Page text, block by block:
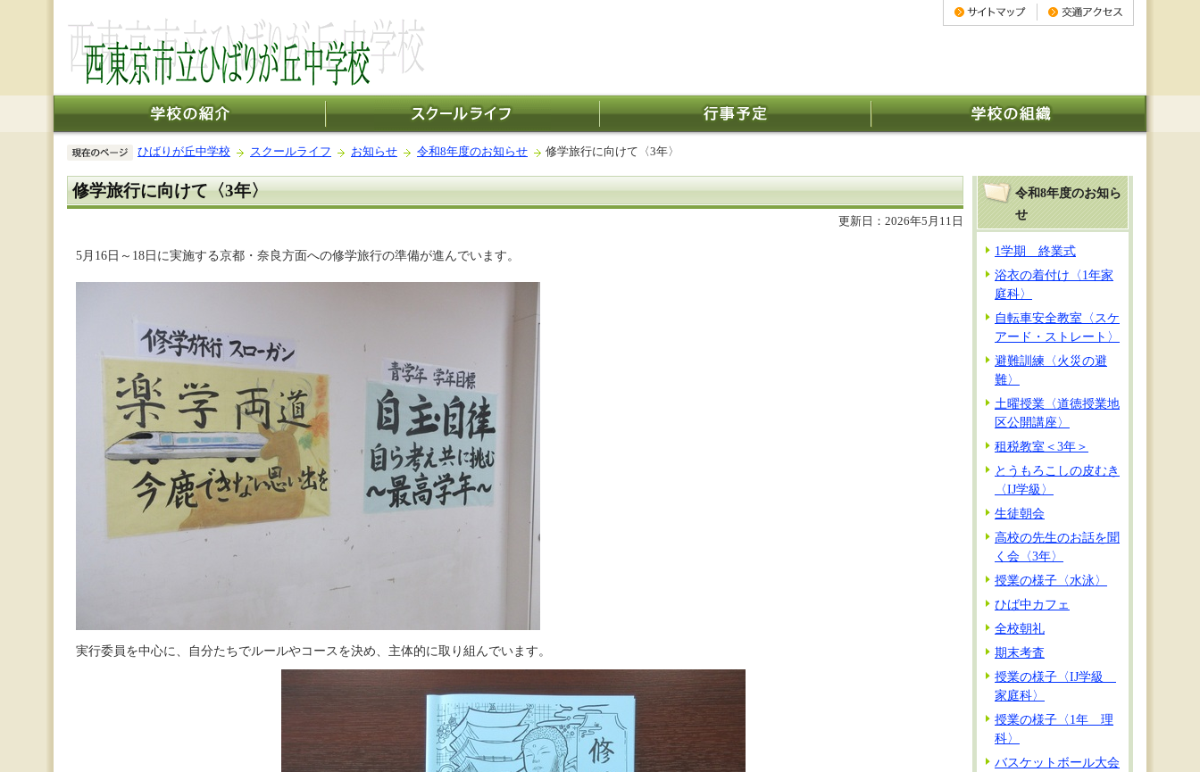
ひばりが丘中学校 スクールライフ お知らせ 令和8年度のお知らせ 修学旅行に向けて〈3年〉
修学旅行に向けて〈3年〉
更新日：2026年5月11日
5月16日～18日に実施する京都・奈良方面への修学旅行の準備が進んでいます。
実行委員を中心に、自分たちでルールやコースを決め、主体的に取り組んでいます。
令和8年度のお知ら
せ
1学期 終業式
浴衣の着付け〈1年家
庭科〉
自転車安全教室〈スケ
アード・ストレート〉
避難訓練〈火災の避
難〉
土曜授業〈道徳授業地
区公開講座〉
租税教室＜3年＞
とうもろこしの皮むき
〈IJ学級〉
生徒朝会
高校の先生のお話を聞
く会〈3年〉
授業の様子〈水泳〉
ひば中カフェ
全校朝礼
期末考査
授業の様子〈IJ学級
家庭科〉
授業の様子〈1年 理
科〉
バスケットボール大会